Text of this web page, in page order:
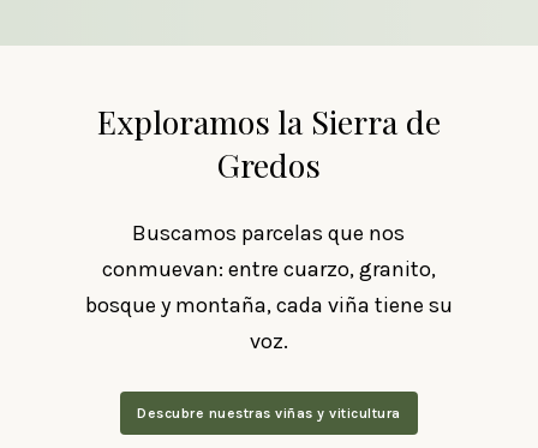
Exploramos la Sierra de
Gredos
Buscamos parcelas que nos
conmuevan: entre cuarzo, granito,
bosque y montaña, cada viña tiene su
voz.
Descubre nuestras viñas y viticultura